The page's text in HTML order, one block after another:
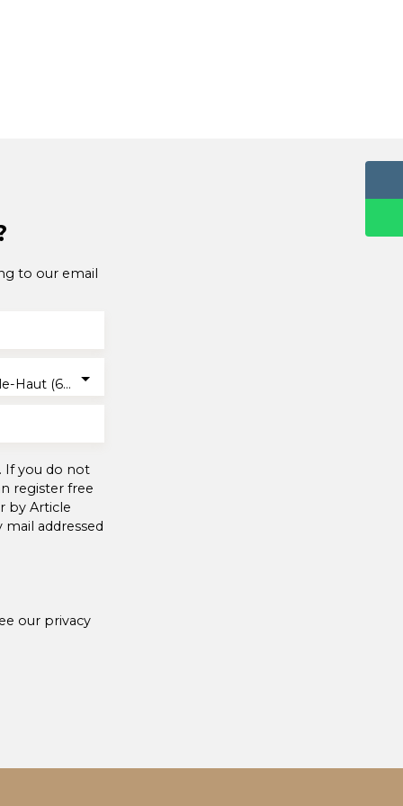
to our email
Burnhaupt-le-Haut (68520)
If you do not
register free
by Article
addressed
our privacy